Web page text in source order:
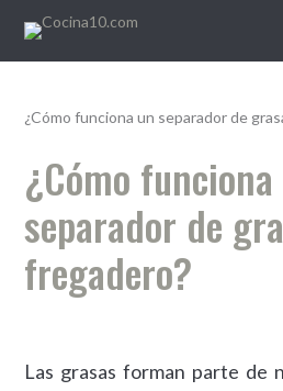
¿Cómo funciona un separador de
¿Cómo
separador de
fregadero?
Las grasas forman parte de